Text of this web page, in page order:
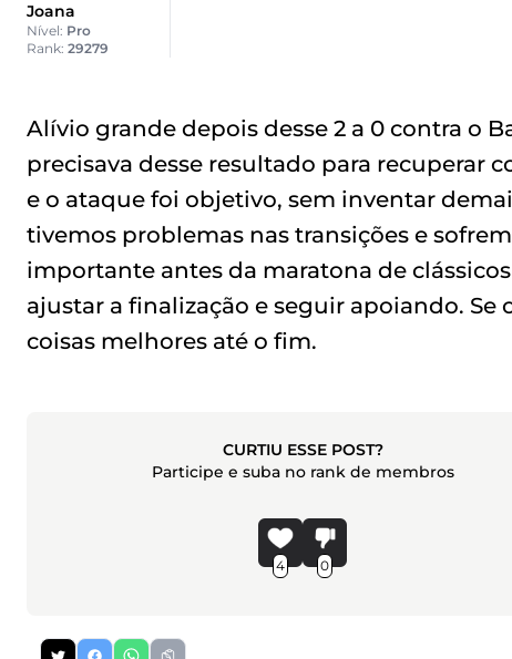
Joana
Nível: Pro
Rank: 29279
Alívio grande depois desse 2 a 0 contra o
precisava desse resultado para recuperar
e o ataque foi objetivo, sem inventar
tivemos problemas nas transições e
importante antes da maratona de
ajustar a finalização e seguir apoiando. Se
coisas melhores até o fim.
CURTIU ESSE POST?
Participe e suba no rank de membros
4 0